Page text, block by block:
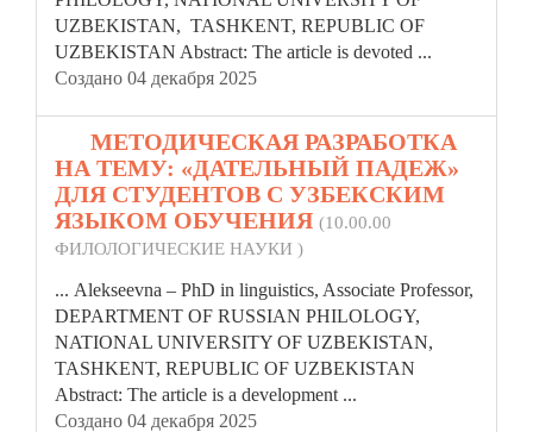
UZBEKISTAN, TASHKENT, REPUBLIC OF
UZBEKISTAN Abstract: The article is devoted ...
Создано 04 декабря 2025
МЕТОДИЧЕСКАЯ РАЗРАБОТКА
НА ТЕМУ: «ДАТЕЛЬНЫЙ ПАДЕЖ»
ДЛЯ СТУДЕНТОВ С УЗБЕКСКИМ
ЯЗЫКОМ ОБУЧЕНИЯ (10.00.00
ФИЛОЛОГИЧЕСКИЕ НАУКИ )
... Alekseevna – PhD in linguistics, Associate Professor,
DEPARTMENT OF RUSSIAN PHILOLOGY,
NATIONAL UNIVERSITY OF UZBEKISTAN,
TASHKENT, REPUBLIC OF UZBEKISTAN
Abstract: The article is a development ...
Создано 04 декабря 2025